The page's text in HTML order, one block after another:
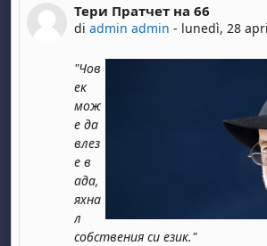
Тери Пратчет на 66
di admin admin - lunedì, 28
Numero di risposte: 0
"Чов
ек
мож
е да
влез
е в
ада,
яхна
л
собствения си език."